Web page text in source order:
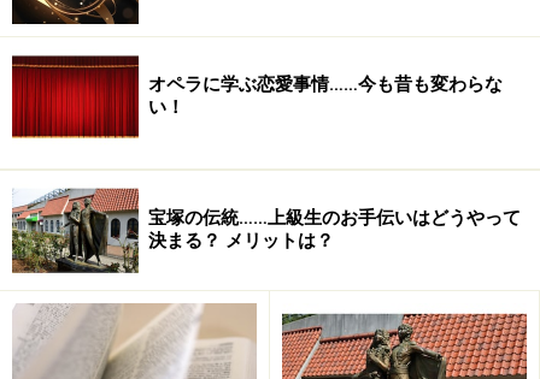
オペラに学ぶ恋愛事情……今も昔も変わらな
い！
宝塚の伝統……上級生のお手伝いはどうやって
決まる？ メリットは？